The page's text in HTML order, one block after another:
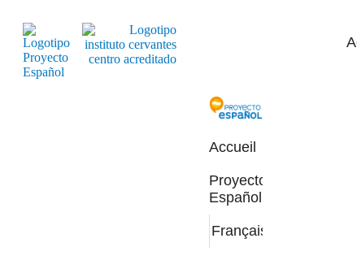
Accueil
Proyecto
Español
Français